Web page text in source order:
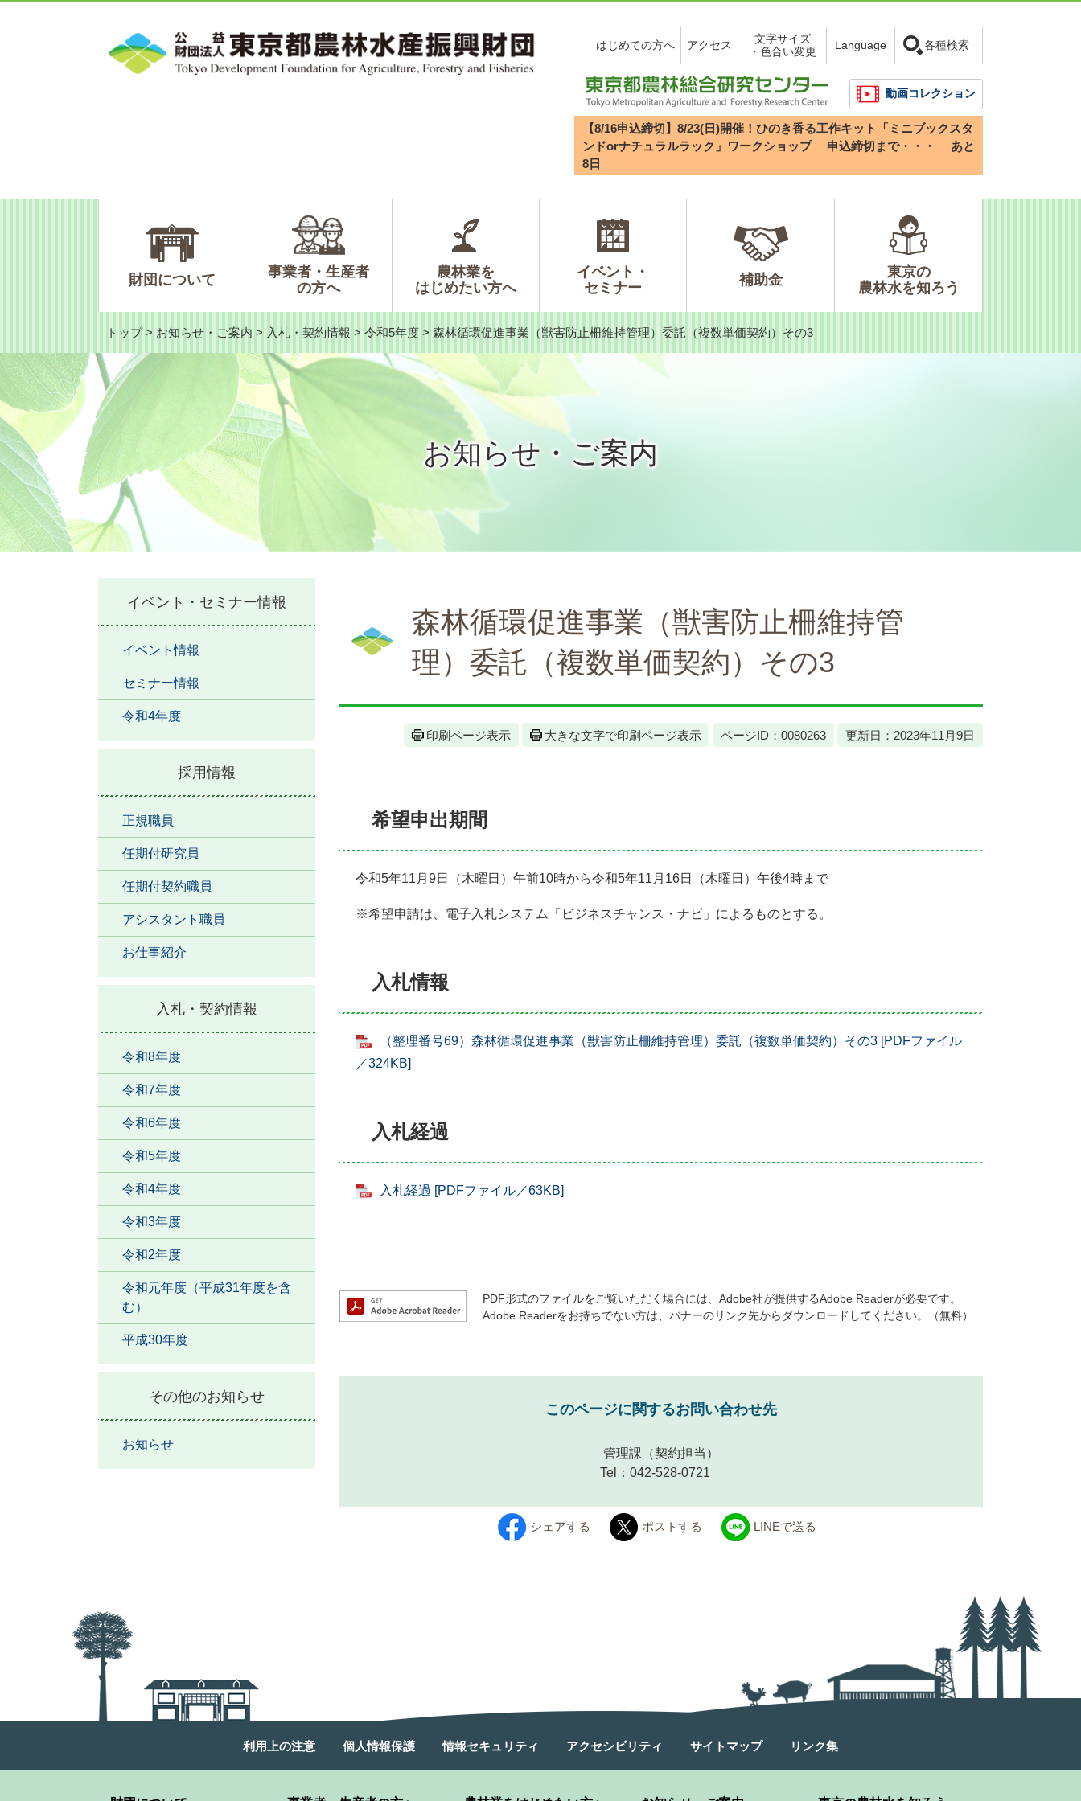
文
はじめての方へ アクセス
文字サイズ
・色合い変更
Language 各種検索
動画コレクション
【8/16申込締切】8/23(日)開催！ひのき香る工作キット「ミニブックスタ
ンドorナチュラルラック」ワークショップ
申込締切まで・・・
あと
8 日
財団について
事業者・生産者
の方へ
農林業を
はじめたい方へ
イベント・
セミナー
補助金
東京の
農林水を知ろう
トップ > お知らせ・ご案内 > 入札・契約情報 > 令和5年度 > 森林循環促進事業（獣害防止柵維持管理）委託（複数単価契約）その3
お知らせ・ご案内
森林循環促進事業（獣害防止柵維持管
理）委託（複数単価契約）その3
印刷ページ表示 大きな文字で印刷ページ表示 ページID：0080263 更新日：2023年11月9日
希望申出期間
令和5年11月9日（木曜日）午前10時から令和5年11月16日（木曜日）午後4時まで
※希望申請は、電子入札システム「ビジネスチャンス・ナビ」によるものとする。
入札情報
（整理番号69）森林循環促進事業（獣害防止柵維持管理）委託（複数単価契約）その3 [PDFファイル
／324KB]
入札経過
入札経過 [PDFファイル／63KB]
PDF形式のファイルをご覧いただく場合には、Adobe社が提供するAdobe Readerが必要です。
Adobe Readerをお持ちでない方は、バナーのリンク先からダウンロードしてください。（無料）
このページに関するお問い合わせ先
管理課 （契約担当）
Tel：042-528-0721
シェアする ポストする LINEで送る
イベント・セミナー情報
イベント情報
セミナー情報
令和4年度
採用情報
正規職員
任期付研究員
任期付契約職員
アシスタント職員
お仕事紹介
入札・契約情報
令和8年度
令和7年度
令和6年度
令和5年度
令和4年度
令和3年度
令和2年度
令和元年度（平成31年度を含
む）
平成30年度
その他のお知らせ
お知らせ
利用上の注意 個人情報保護 情報セキュリティ アクセシビリティ サイトマップ リンク集